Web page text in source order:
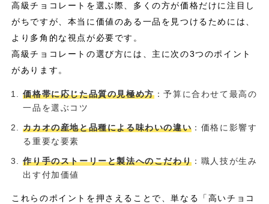
高級チョコレートを選ぶ際、多くの方が価格だけに注目し
がちですが、本当に価値のある一品を見つけるためには、
より多角的な視点が必要です。
高級チョコレートの選び方には、主に次の3つのポイント
があります。
価格帯に応じた品質の見極め方：予算に合わせて最高の
一品を選ぶコツ
カカオの産地と品種による味わいの違い ：価格に影響す
る重要な要素
作り手のストーリーと製法へのこだわり ：職人技が生み
出す付加価値
これらのポイントを押さえることで、単なる「高いチョコ